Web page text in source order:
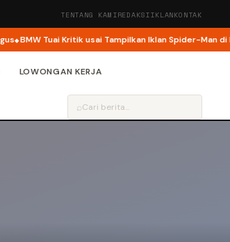
TENTANG KAMIREDAKSIIKLANKONTAK
BMW Tuai Kritik usai Tampilkan Iklan Spider-Man di
LOWONGAN KERJA
⌕